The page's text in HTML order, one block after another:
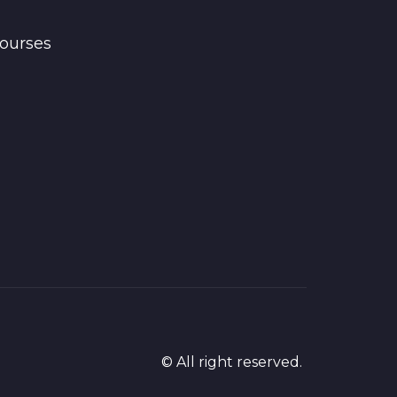
© All right reserved.